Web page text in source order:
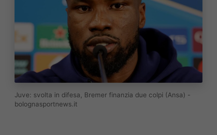
Juve: svolta in difesa, Bremer finanzia due colpi (Ansa) -
bolognasportnews.it